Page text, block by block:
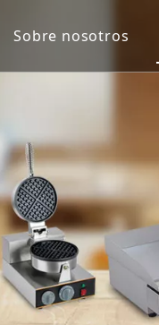
Sobre nosotros